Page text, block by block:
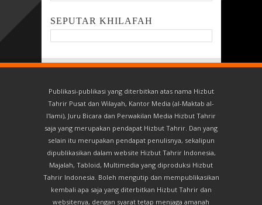
SEPUTAR KHILAFAH
Publikasi-publikasi yang diterbitkan atas nama Hizbut
Tahrir Pusat dan Wilayah, Kantor Media (al-Maktab al-
I'lami), Juru Bicara dan Perwakilan Media Hizbut Tahrir
saja yang merupakan pendapat Hizbut Tahrir. Dan yang
selain itu merupakan pendapat penulisnya, sekalipun
dipublikasikan dalam website Hizbut Tahrir Indonesia,
Majalah, Tabloid, Multimedia yang diproduksi Hizbut
Tahrir Indonesia. Boleh mengutip dan mempublikasikan
kembali apa saja yang diterbitkan Hizbut Tahrir dan
websitenya, dengan syarat tetap menjaga amanah